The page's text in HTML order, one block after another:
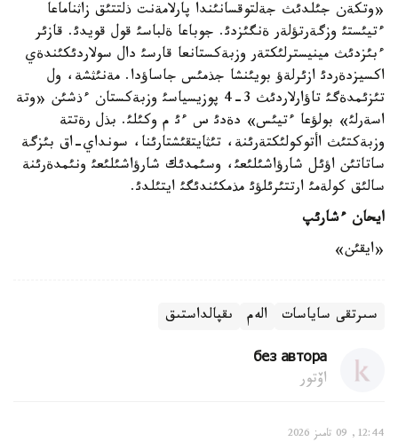
«وتكةن جئلدئث جةلتوقسانئندا پارلامةنت ذلتتئق زاثناماعا
ءتيئستئ وزگةرتؤلةر ةنگئزدئ. جوباعا ةلباسئ قول قويدئ. قازئر
ءبئزدئث مينيسترلئكتةر وزبةكستانعا قارسئ دال سولاردئكئندةي
اكسيزدةردئ ازئرلةؤ بويئنشا جذمئس جاساؤدا. مةنئثشة، ول
تئزئمدةگئ تاؤارلاردئث 3-4 پوزيسياسئ وزبةكستان ءذشئن «وتة
اسةرلئ» بولؤعا ءتيئس» دةدئ س ءئ م وكئلئ. بذل رةتتة
وزبةكتئث اأتوكولئكتةرئنة، تئثايتقئشتارئنا، سونداي-اق بئزگة
ساتاتئن اؤئل شارؤاشئلئعئ، وسئمدئك شارؤاشئلئعئ ونئمدةرئنة
سالئق كولةمئ ارتتئرئلؤئ مذمكئندئگئ ايتئلدئ.
ايحان ءشارئپ
«ايقئن»
سىرتقى ساياسات الەم ىقپالداستىق
без автора
اۆتور
12:44, 09 تامىز 2026